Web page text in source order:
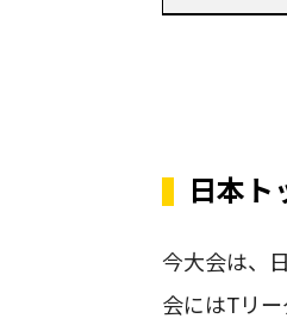
日本
今大会は、
会にはTリ